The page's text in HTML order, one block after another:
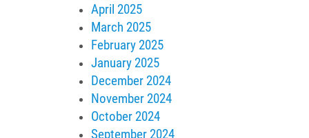
April 2025
March 2025
February 2025
January 2025
December 2024
November 2024
October 2024
September 2024